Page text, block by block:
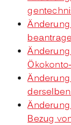
Bezug